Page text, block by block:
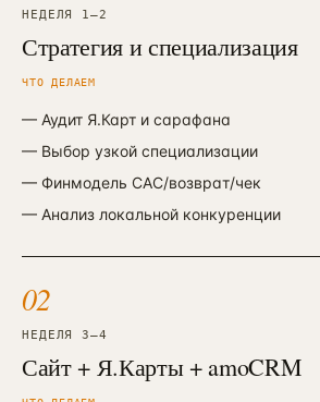
НЕДЕЛЯ 1—2
Стратегия и специализация
ЧТО ДЕЛАЕМ
— Аудит Я.Карт и сарафана
— Выбор узкой специализации
— Финмодель CAC/возврат/чек
— Анализ локальной конкуренции
02
НЕДЕЛЯ 3—4
Сайт + Я.Карты + amoCRM